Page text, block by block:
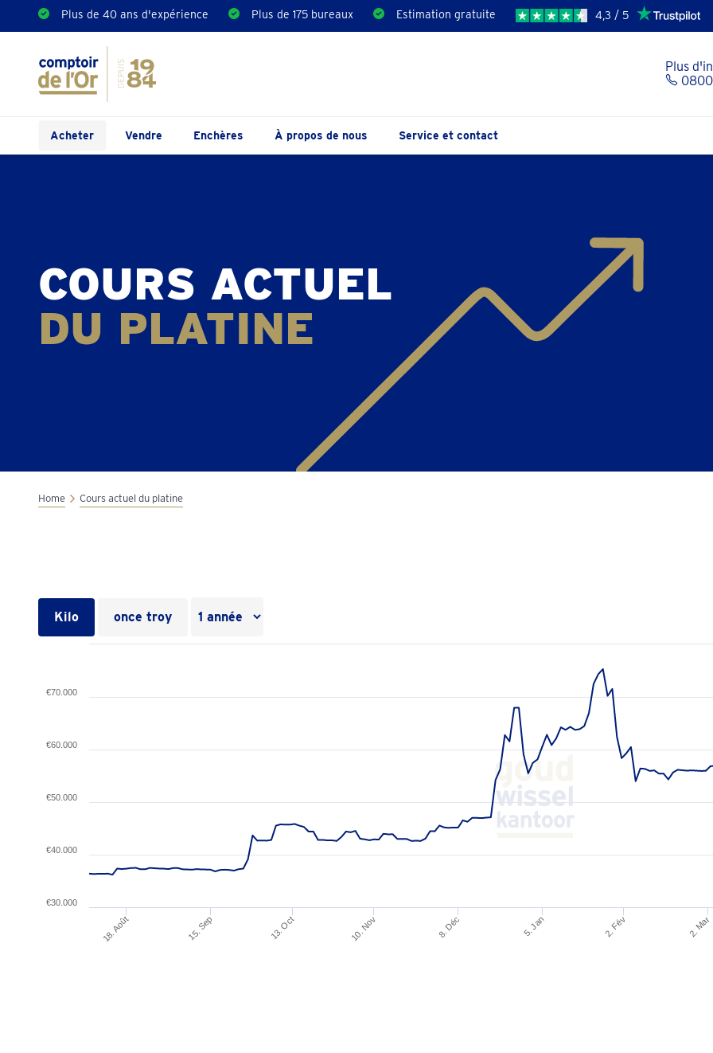
Plus de 40 ans d'expérience Plus de 175 bureaux Estimation gratuite 4,3 / 5
Plus
0800
Acheter Vendre Enchères À propos de nous Service et contact
COURS ACTUEL
DU PLATINE
Home Cours actuel du platine
Kilo once troy
18. Août 15. Sep 13. Oct 10. Nov 8. Déc 5. Jan 2. Fév 2. Mar
€30.000
€40.000
€50.000
€60.000
€70.000